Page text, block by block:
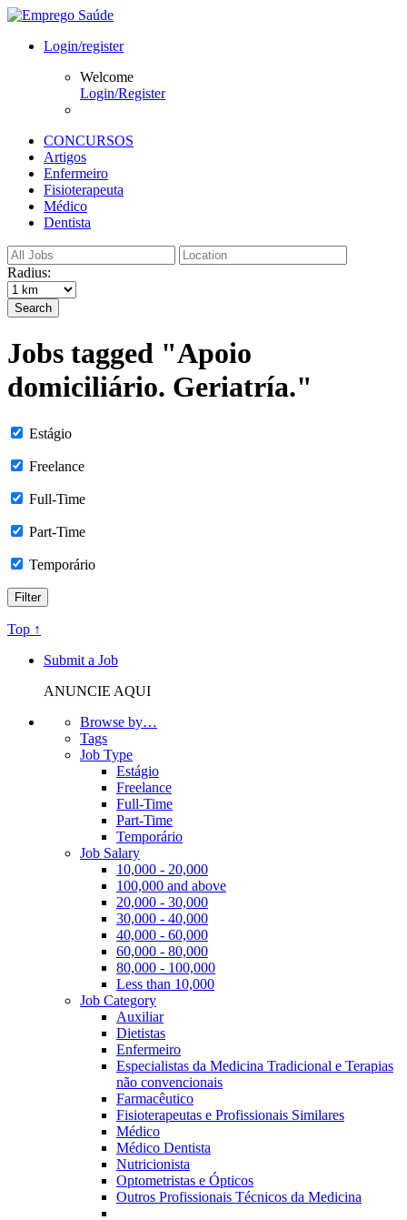
Login/register
Welcome
Login/Register
CONCURSOS
Artigos
Enfermeiro
Fisioterapeuta
Médico
Dentista
Radius:
Search
Jobs tagged "Apoio
domiciliário. Geriatría."
Estágio
Freelance
Full-Time
Part-Time
Temporário
Top ↑
Submit a Job
ANUNCIE AQUI
Browse by…
Tags
Job Type
Estágio
Freelance
Full-Time
Part-Time
Temporário
Job Salary
10,000 - 20,000
100,000 and above
20,000 - 30,000
30,000 - 40,000
40,000 - 60,000
60,000 - 80,000
80,000 - 100,000
Less than 10,000
Job Category
Auxiliar
Dietistas
Enfermeiro
Especialistas da Medicina Tradicional e Terapias
não convencionais
Farmacêutico
Fisioterapeutas e Profissionais Similares
Médico
Médico Dentista
Nutricionista
Optometristas e Ópticos
Outros Profissionais Técnicos da Medicina